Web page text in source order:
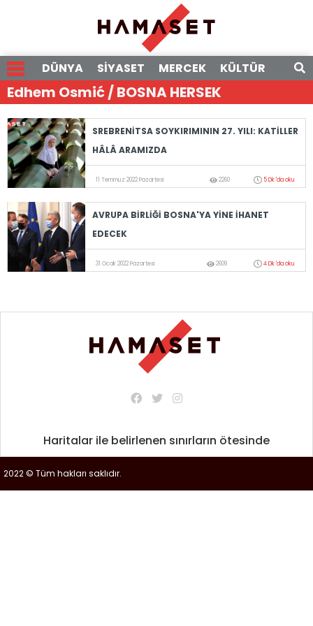
DÜNYA SİYASET MERCEK KÜLTÜR
Edhem Osmić / BOSNA HERSEK
SREBRENİTSA SOYKIRIMININ 27. YILI: KATİLLER
HÂLÂ ARAMIZDA
11 Temmuz 2022 Pazartesi 2260 5 Dk 'da oku
AVRUPA BİRLİĞİ BOSNA'YA YİNE İHANET
EDECEK
31 Ocak 2022 Pazartesi 2609 4 Dk 'da oku
Haritalar ile belirlenen sınırların ötesinde
2022 © Tüm hakları saklıdır.